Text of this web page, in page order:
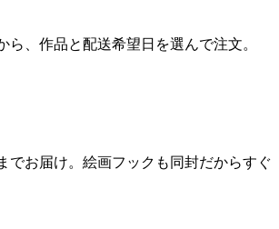
ら、作品と配送希望日を選んで注文。
でお届け。絵画フックも同封だからすぐ